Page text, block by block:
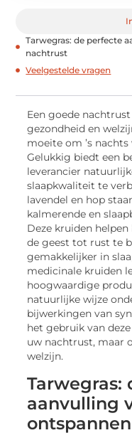
Tarwegras: de perfecte
nachtrust
Veelgestelde vragen
Een goede
gezondheid en
moeite om ’s
Gelukkig biedt een
leverancier
slaapkwaliteit te
lavendel en hop
kalmerende en
Deze kruiden
de geest tot rust te
gemakkelijker in
medicinale kruiden
hoogwaardige
natuurlijke wijze
bijwerkingen van
het gebruik van
uw nachtrust, maar
welzijn.
Tarwegras:
aanvulling